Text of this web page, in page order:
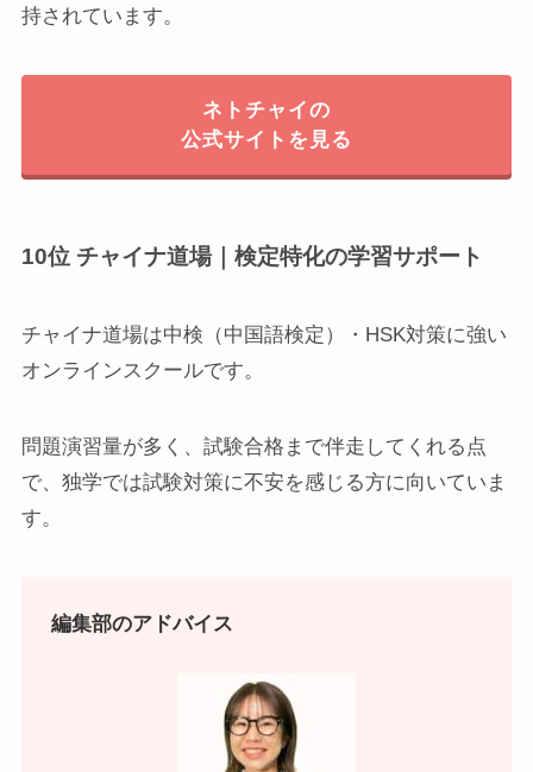
持されています。
ネトチャイの
公式サイトを見る
10位 チャイナ道場｜検定特化の学習サポート
チャイナ道場は中検（中国語検定）・HSK対策に強い
オンラインスクールです。
問題演習量が多く、試験合格まで伴走してくれる点
で、独学では試験対策に不安を感じる方に向いていま
す。
編集部のアドバイス